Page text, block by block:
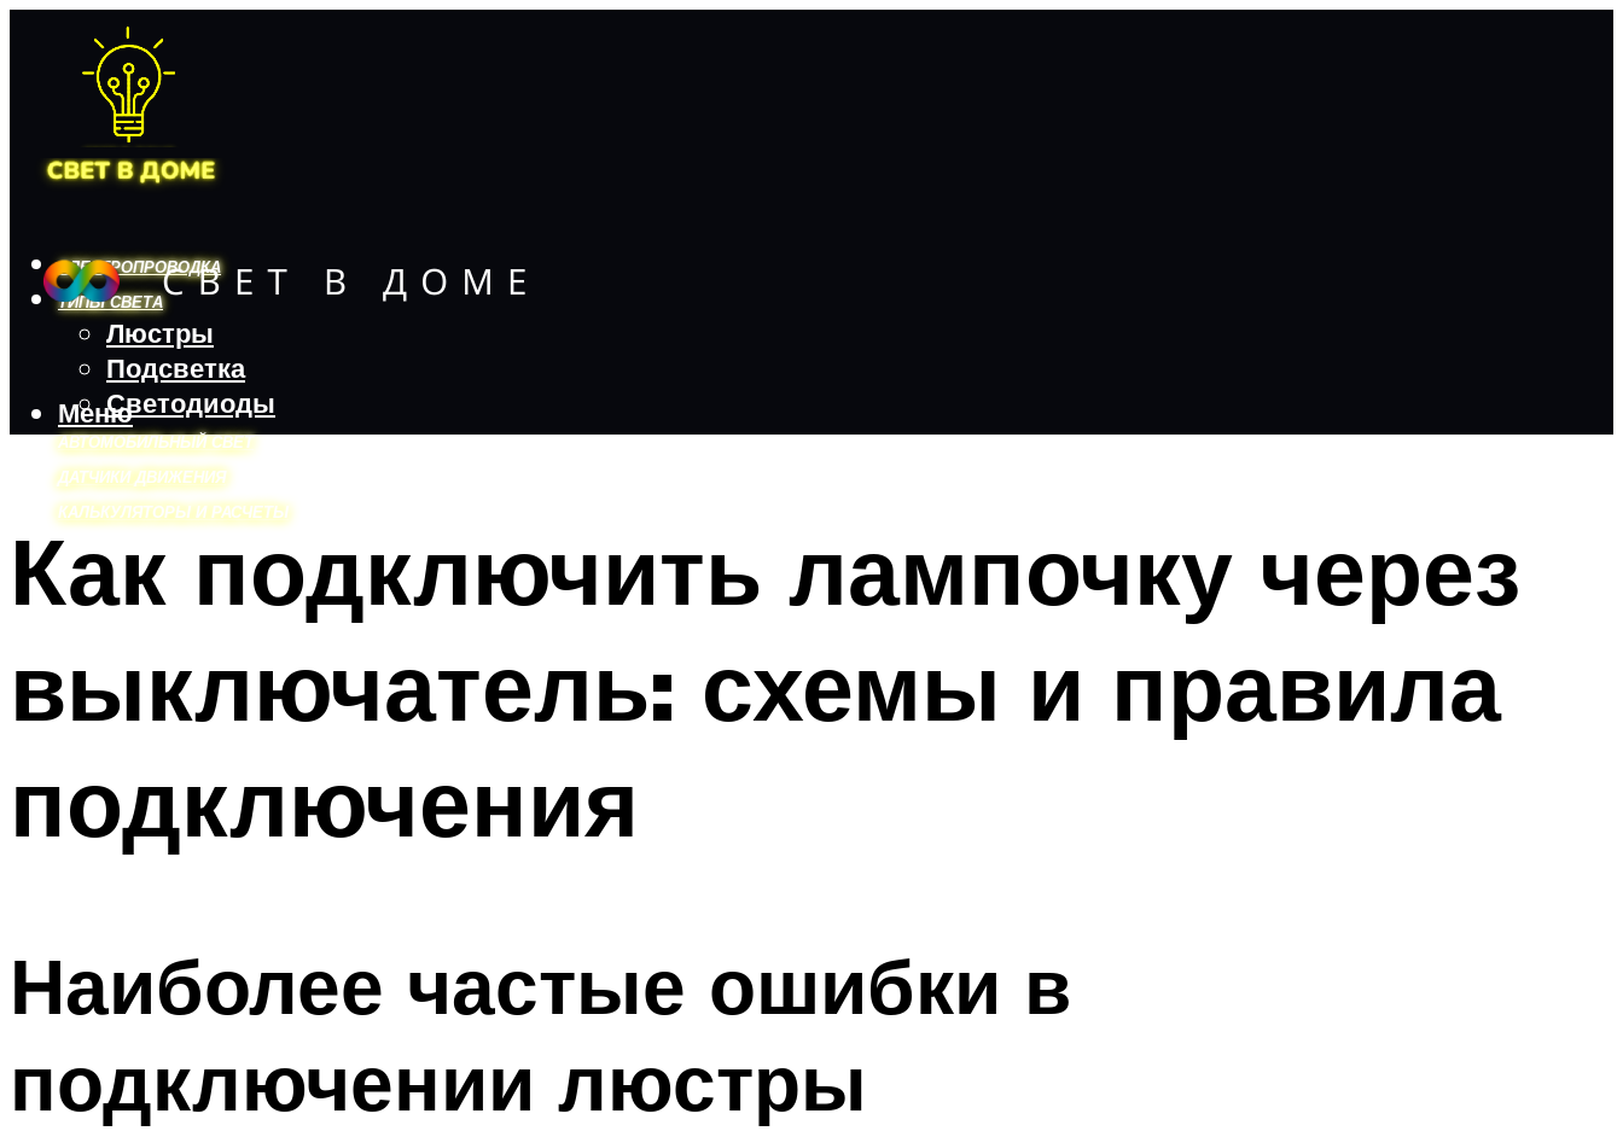
ЭЛЕКТРОПРОВОДКА
ТИПЫ СВЕТА
Люстры
Подсветка
Светодиоды
АВТОМОБИЛЬНЫЙ СВЕТ
ДАТЧИКИ ДВИЖЕНИЯ
КАЛЬКУЛЯТОРЫ И РАСЧЕТЫ
Меню
Меню
Как подключить лампочку через
выключатель: схемы и правила
подключения
Наиболее частые ошибки в
подключении люстры